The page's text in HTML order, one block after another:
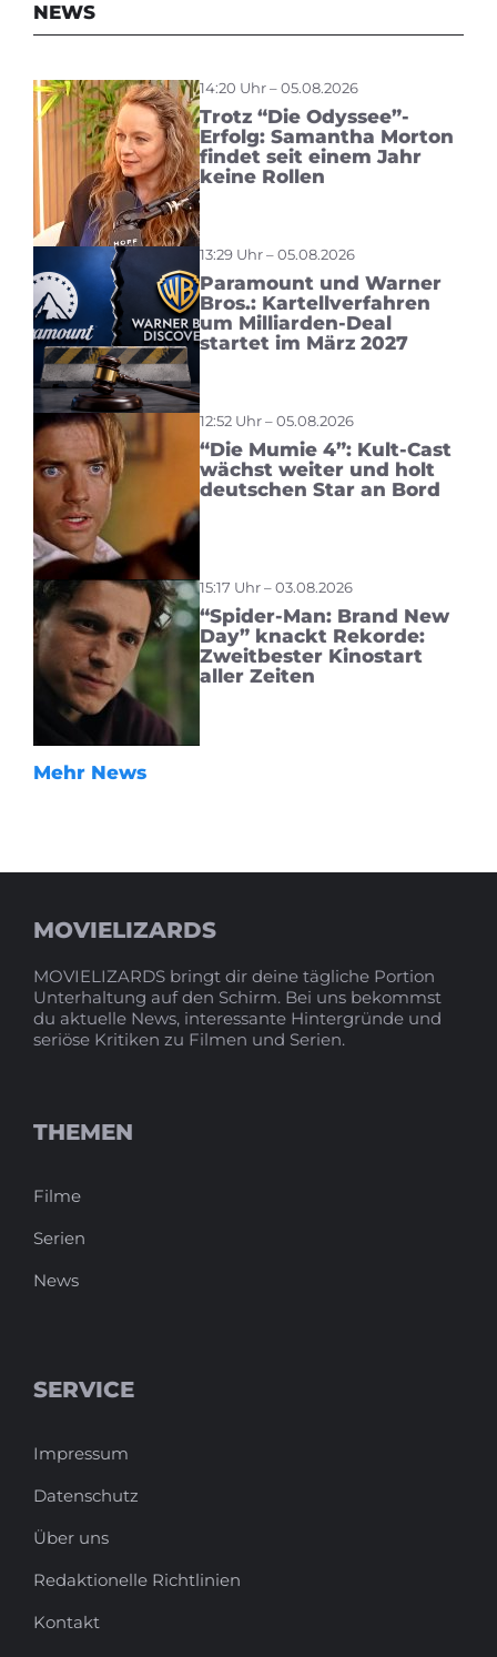
NEWS
14:20 Uhr – 05.08.2026
Trotz “Die Odyssee”-
Erfolg: Samantha Morton
findet seit einem Jahr
keine Rollen
13:29 Uhr – 05.08.2026
Paramount und Warner
Bros.: Kartellverfahren
um Milliarden-Deal
startet im März 2027
12:52 Uhr – 05.08.2026
“Die Mumie 4”: Kult-Cast
wächst weiter und holt
deutschen Star an Bord
15:17 Uhr – 03.08.2026
“Spider-Man: Brand New
Day” knackt Rekorde:
Zweitbester Kinostart
aller Zeiten
Mehr News
MOVIELIZARDS
MOVIELIZARDS bringt dir deine tägliche Portion
Unterhaltung auf den Schirm. Bei uns bekommst
du aktuelle News, interessante Hintergründe und
seriöse Kritiken zu Filmen und Serien.
THEMEN
Filme
Serien
News
SERVICE
Impressum
Datenschutz
Über uns
Redaktionelle Richtlinien
Kontakt